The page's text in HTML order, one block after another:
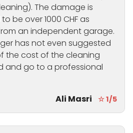
The damage is
be over 1000 CHF as
an independent garage.
has not even suggested
the cost of the cleaning
and go to a professional
Ali Masri
☆ 1/5